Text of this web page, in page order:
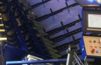
durata di vita
delle strutture